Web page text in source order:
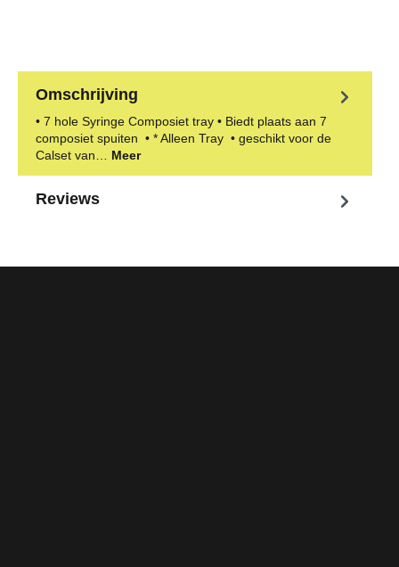
Omschrijving
• 7 hole Syringe Composiet tray • Biedt plaats aan 7
composiet spuiten • * Alleen Tray • geschikt voor de
Calset van… Meer
Reviews